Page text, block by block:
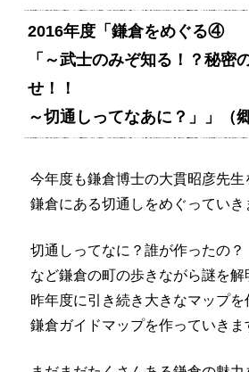
2016年度「鎌倉をめぐる④
「～武士のみぞ知る！？秘密
せ！！
～切通しってなあに？」」（
今年度も鎌倉博士の大貫昭彦先生
鎌倉にある切通しをめぐっていき
切通しってなに？誰が作ったの？
など鎌倉の町の歩きながら謎を解
昨年度に引き続き大きなマップを
鎌倉ガイドマップを作っていきま